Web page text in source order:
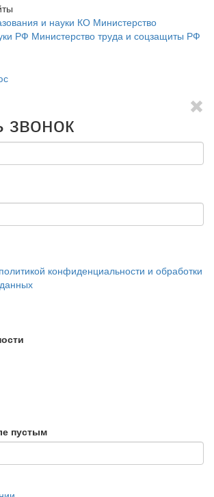
и науки КО Министерство
РФ Министерство труда и соцзащиты РФ
звонок
политикой конфиденциальности и обработки
пустым